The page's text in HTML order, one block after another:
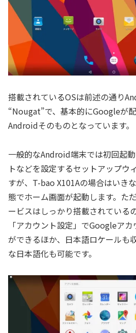
搭載されているOSは前述の通り
“Nougat”で、基本的にGoogleが
Androidそのものとなっています。
一般的なAndroid端末では初回起
トなどを設定するセットアップウ
すが、T-bao X101Aの場合はいき
態でホーム画面が起動します。た
ービスはしっかり搭載されている
「アカウント設定」でGoogleア
ができるほか、日本語ロケールも
な日本語化も可能です。